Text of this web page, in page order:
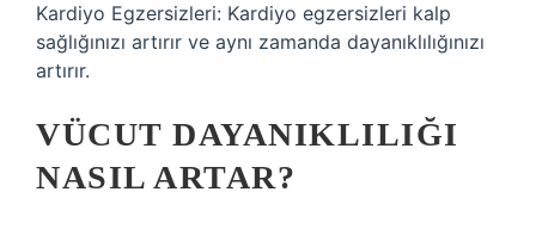
Kardiyo Egzersizleri: Kardiyo egzersizleri kalp
sağlığınızı artırır ve aynı zamanda dayanıklılığınızı
artırır.
VÜCUT DAYANIKLILIĞI
NASIL ARTAR?